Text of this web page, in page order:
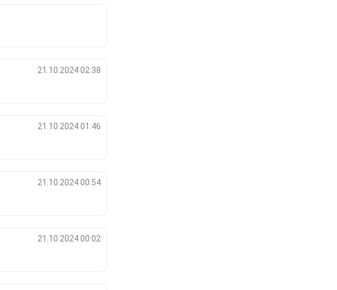
21.10.2024 02:38
21.10.2024 01:46
21.10.2024 00:54
21.10.2024 00:02